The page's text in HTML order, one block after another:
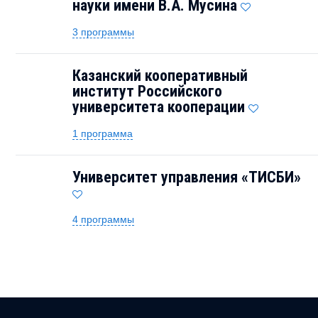
науки имени В.А. Мусина
3 программы
Казанский кооперативный
институт Российского
университета кооперации
1 программа
Университет управления «ТИСБИ»
4 программы